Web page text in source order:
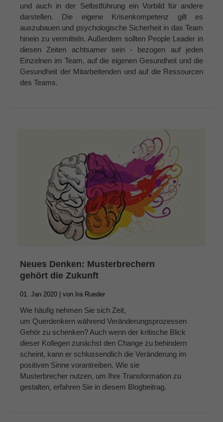
und auch in der Selbstführung ein Vorbild für andere
darstellen. Die eigene Krisenkompetenz gilt es
auszubauen und psychologische Sicherheit in das Team
hinein zu vermitteln. Außerdem sollten People Leader in
diesen Zeiten achtsamer sein - bezogen auf jeden
Einzelnen im Team, auf die eigenen Gesundheit und die
Gesundheit der Mitarbeitenden und auf die Ressourcen
des Teams.
Neues Denken: Musterbrechern
gehört die Zukunft
01. Jan 2020 | von Ira Rueder
Wie häufig nehmen Sie sich Zeit,
um Querdenkern während Veränderungsprozessen
Gehör zu schenken? Auch wenn der kritische Blick
dieser Kollegen zunächst den Change zu behindern
scheint, kann er schlussendlich die Veränderung im
positiven Sinne vorantreiben. Wie sie
Musterbrecher nutzen, um Ihre Transformation zu
gestalten, erfahren Sie in diesem Blogbeitrag.